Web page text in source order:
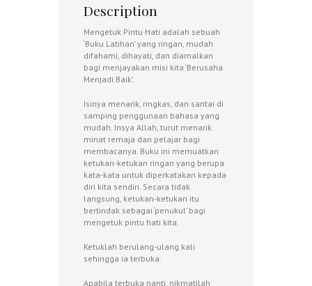
Description
Mengetuk Pintu Hati adalah sebuah
‘Buku Latihan’ yang ringan, mudah
difahami, dihayati, dan diamalkan
bagi menjayakan misi kita ‘Berusaha
Menjadi Baik’.
Isinya menarik, ringkas, dan santai di
samping penggunaan bahasa yang
mudah. Insya Allah, turut menarik
minat remaja dan pelajar bagi
membacanya. Buku ini memuatkan
ketukan-ketukan ringan yang berupa
kata-kata untuk diperkatakan kepada
diri kita sendiri. Secara tidak
langsung, ketukan-ketukan itu
bertindak sebagai ‘penukul’ bagi
mengetuk pintu hati kita.
Ketuklah berulang-ulang kali
sehingga ia terbuka.
Apabila terbuka nanti, nikmatilah